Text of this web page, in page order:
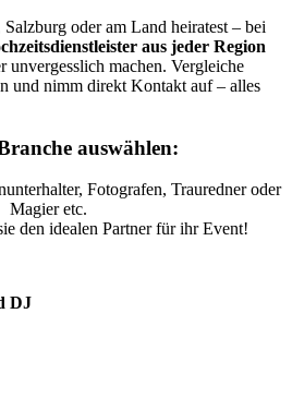
oder am Land heiratest – bei
aus jeder Region
unvergesslich machen. Vergleiche
und nimm direkt Kontakt auf – alles
auswählen:
Fotografen, Trauredner oder
Magier etc.
den idealen Partner für ihr Event!
DJ